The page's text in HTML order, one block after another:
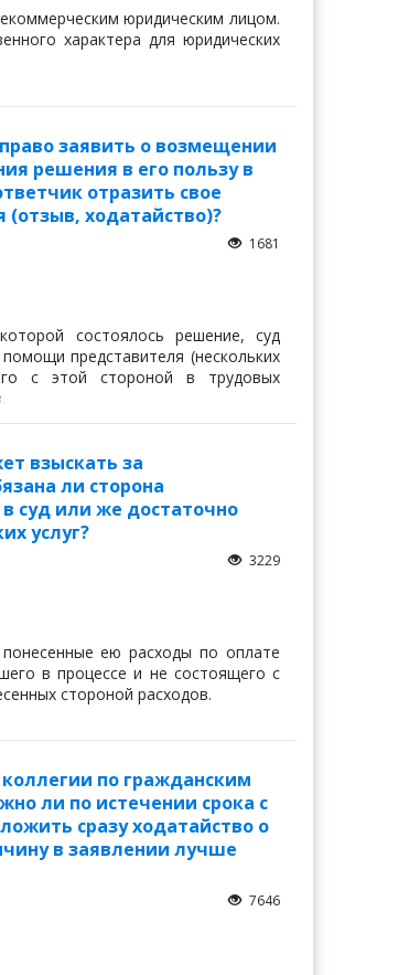
юридическим лицом.
характера для юридических
заявить о возмещении
решения в его пользу в
отразить свое
ходатайство)?
1681
состоялось решение, суд
представителя (нескольких
с этой стороной в трудовых
взыскать за
ли сторона
суд или же достаточно
услуг?
3229
ею расходы по оплате
в процессе и не состоящего с
стороной расходов.
по гражданским
ли по истечении срока с
сразу ходатайство о
в заявлении лучше
7646